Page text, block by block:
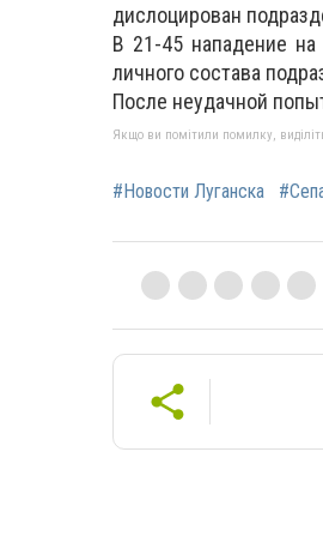
дислоцирован
В 21-45 нападение
личного состава
После неудачной
Якщо ви помітили помилку,
#Новости Луганска